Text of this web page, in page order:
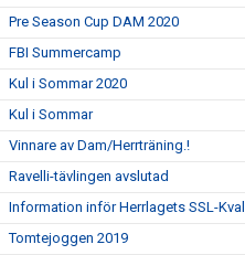
Pre Season Cup DAM 2020
FBI Summercamp
Kul i Sommar 2020
Kul i Sommar
Vinnare av Dam/Herrträning.!
Ravelli-tävlingen avslutad
Information inför Herrlagets SSL-Kval
Tomtejoggen 2019